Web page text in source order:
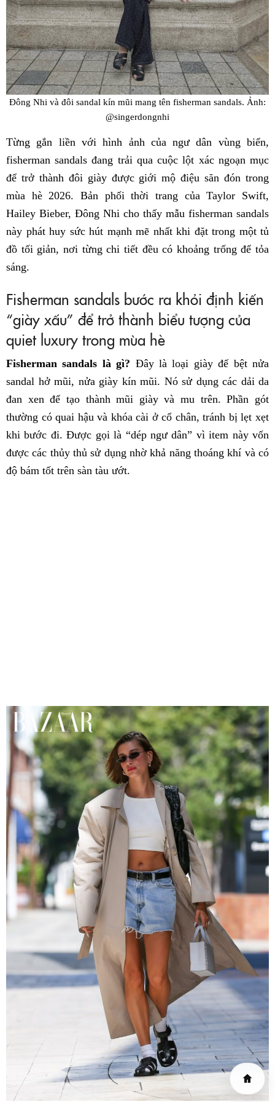
Đông Nhi và đôi sandal kín mũi mang tên fisherman sandals. Ảnh:
@singerdongnhi
Từng gắn liền với hình ảnh của ngư dân vùng biển,
fisherman sandals đang trải qua cuộc lột xác ngoạn mục
để trở thành đôi giày được giới mộ điệu săn đón trong
mùa hè 2026. Bản phối thời trang của Taylor Swift,
Hailey Bieber, Đông Nhi cho thấy mẫu fisherman sandals
này phát huy sức hút mạnh mẽ nhất khi đặt trong một tủ
đồ tối giản, nơi từng chi tiết đều có khoảng trống để tỏa
sáng.
Fisherman sandals bước ra khỏi định kiến
“giày xấu” để trở thành biểu tượng của
quiet luxury trong mùa hè
Fisherman sandals là gì? Đây là loại giày đế bệt nửa
sandal hở mũi, nửa giày kín mũi. Nó sử dụng các dải da
đan xen để tạo thành mũi giày và mu trên. Phần gót
thường có quai hậu và khóa cài ở cổ chân, tránh bị lẹt xẹt
khi bước đi. Được gọi là “dép ngư dân” vì item này vốn
được các thủy thủ sử dụng nhờ khả năng thoáng khí và có
độ bám tốt trên sàn tàu ướt.